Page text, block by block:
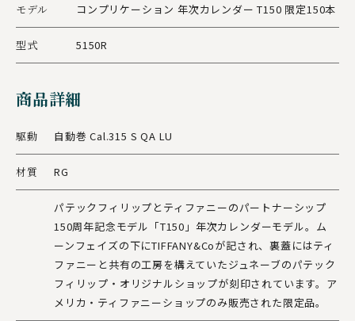
モデル コンプリケーション 年次カレンダー T150 限定150本
型式 5150R
商品詳細
駆動 自動巻 Cal.315 S QA LU
材質 RG
パテックフィリップとティファニーのパートナーシップ
150周年記念モデル「T150」年次カレンダーモデル。ム
ーンフェイズの下にTIFFANY&Coが記され、裏蓋にはティ
ファニーと共有の工房を構えていたジュネーブのパテック
フィリップ・オリジナルショップが刻印されています。ア
メリカ・ティファニーショップのみ販売された限定品。